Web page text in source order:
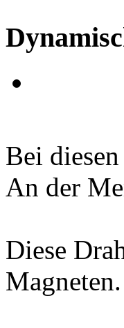
Bei
An der
Diese
Magneten.